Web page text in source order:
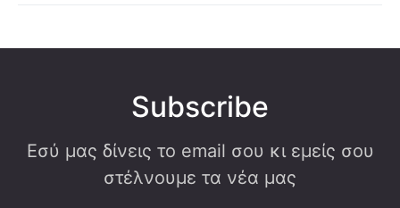
Subscribe
Εσύ μας δίνεις το email σου κι εμείς σου
στέλνουμε τα νέα μας